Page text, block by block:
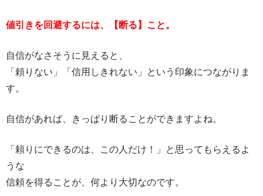
値引きを回避するには、【断る】こと。
自信がなさそうに見えると、
「頼りない」「信用しきれない」という印象につながりま
す。
自信があれば、きっぱり断ることができますよね。
「頼りにできるのは、この人だけ！」と思ってもらえるよ
うな
信頼を得ることが、何より大切なのです。